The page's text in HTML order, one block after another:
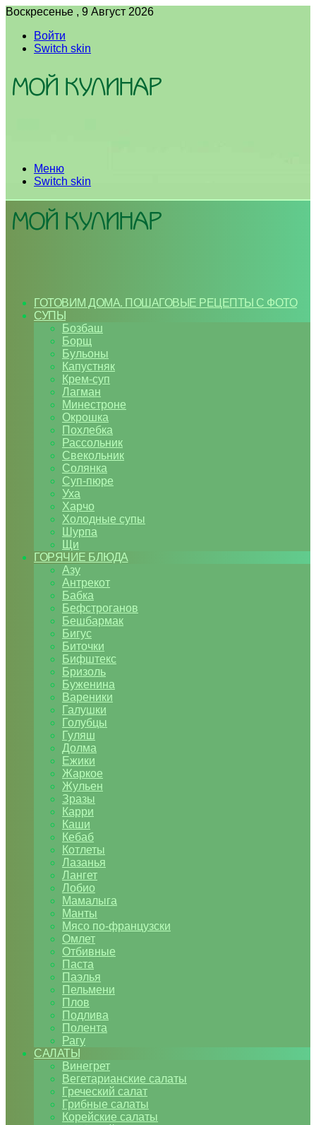
Воскресенье , 9 Август 2026
Войти
Switch skin
Меню
Switch skin
ГОТОВИМ ДОМА. ПОШАГОВЫЕ РЕЦЕПТЫ С ФОТО
СУПЫ
Бозбаш
Борщ
Бульоны
Капустняк
Крем-суп
Лагман
Минестроне
Окрошка
Похлебка
Рассольник
Свекольник
Солянка
Суп-пюре
Уха
Харчо
Холодные супы
Шурпа
Щи
ГОРЯЧИЕ БЛЮДА
Азу
Антрекот
Бабка
Бефстроганов
Бешбармак
Бигус
Биточки
Бифштекс
Бризоль
Буженина
Вареники
Галушки
Голубцы
Гуляш
Долма
Ежики
Жаркое
Жульен
Зразы
Карри
Каши
Кебаб
Котлеты
Лазанья
Лангет
Лобио
Мамалыга
Манты
Мясо по-французски
Омлет
Отбивные
Паста
Паэлья
Пельмени
Плов
Подлива
Полента
Рагу
САЛАТЫ
Винегрет
Вегетарианские салаты
Греческий салат
Грибные салаты
Корейские салаты